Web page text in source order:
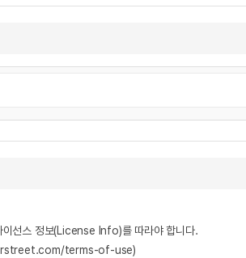
선스 정보(License Info)를 따라야 합니다.
terms-of-use)